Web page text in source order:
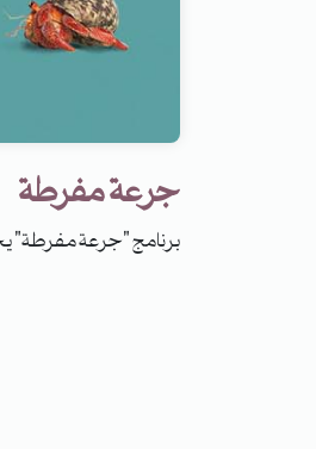
جرعة مفرطة
برنامج "جرعة مفرطة"